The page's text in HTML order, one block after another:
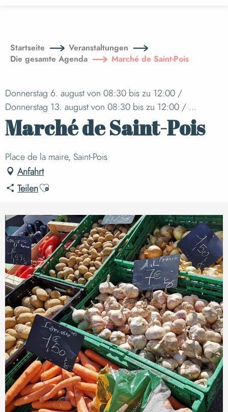
principal
Startseite
Veranstaltungen
Die gesamte Agenda
Marché de Saint-Pois
Donnerstag 6. august von 08:30 bis zu 12:00 /
Donnerstag 13. august von 08:30 bis zu 12:00 / ...
Marché de Saint-Pois
Place de la maire, Saint-Pois
Anfahrt
TeilenAjouter aux favoris